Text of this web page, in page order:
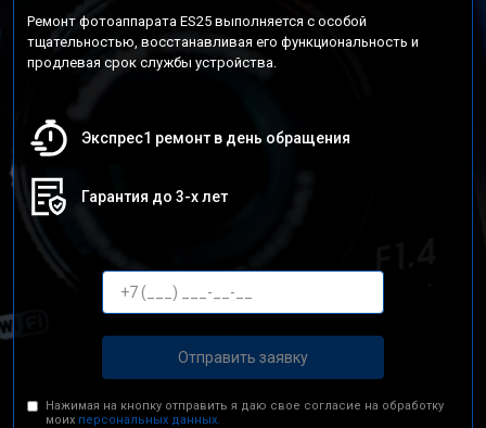
Ремонт фотоаппарата ES25 выполняется с особой
тщательностью, восстанавливая его функциональность и
продлевая срок службы устройства.
Экспрес1 ремонт в день обращения
Гарантия до 3-х лет
Отправить заявку
Нажимая на кнопку отправить я даю свое согласие на обработку
моих персональных данных.